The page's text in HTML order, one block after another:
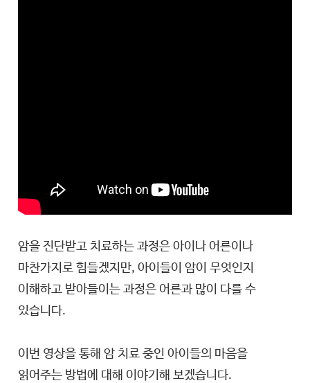
암을 진단받고 치료하는 과정은 아이나 어른이나
마찬가지로 힘들겠지만, 아이들이 암이 무엇인지
이해하고 받아들이는 과정은 어른과 많이 다를 수
있습니다.
이번 영상을 통해 암 치료 중인 아이들의 마음을
읽어주는 방법에 대해 이야기해 보겠습니다.